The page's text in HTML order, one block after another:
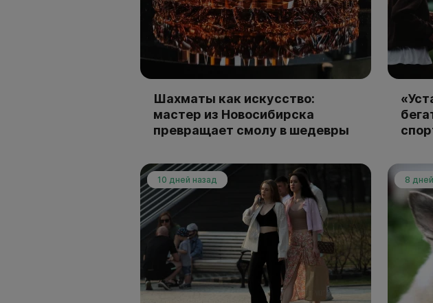
Шахматы как искусство:
мастер из Новосибирска
превращает смолу в шедевры
10 дней назад 8